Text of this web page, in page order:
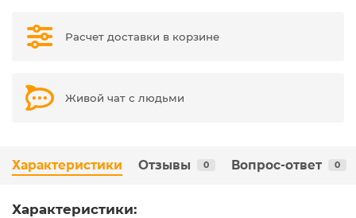
Расчет доставки в корзине
Живой чат с людьми
Характеристики Отзывы 0 Вопрос-ответ 0
Характеристики: